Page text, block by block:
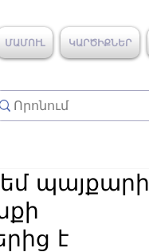
ՄԱՄՈՒԼ ԿԱՐԾԻՔՆԵՐ
պայքարի
է